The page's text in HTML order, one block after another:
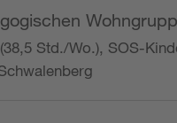
Std./Wo.), SOS-